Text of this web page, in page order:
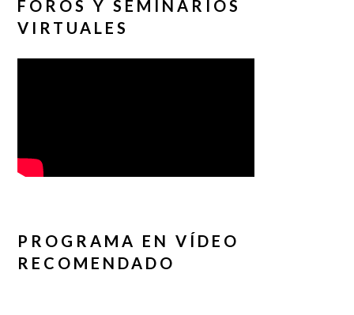
FOROS Y SEMINARIOS
VIRTUALES
PROGRAMA EN VÍDEO
RECOMENDADO